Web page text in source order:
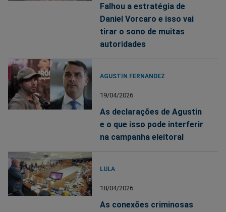
Falhou a estratégia de
Daniel Vorcaro e isso vai
tirar o sono de muitas
autoridades
AGUSTIN FERNANDEZ
19/04/2026
As declarações de Agustin
e o que isso pode interferir
na campanha eleitoral
LULA
18/04/2026
As conexões criminosas